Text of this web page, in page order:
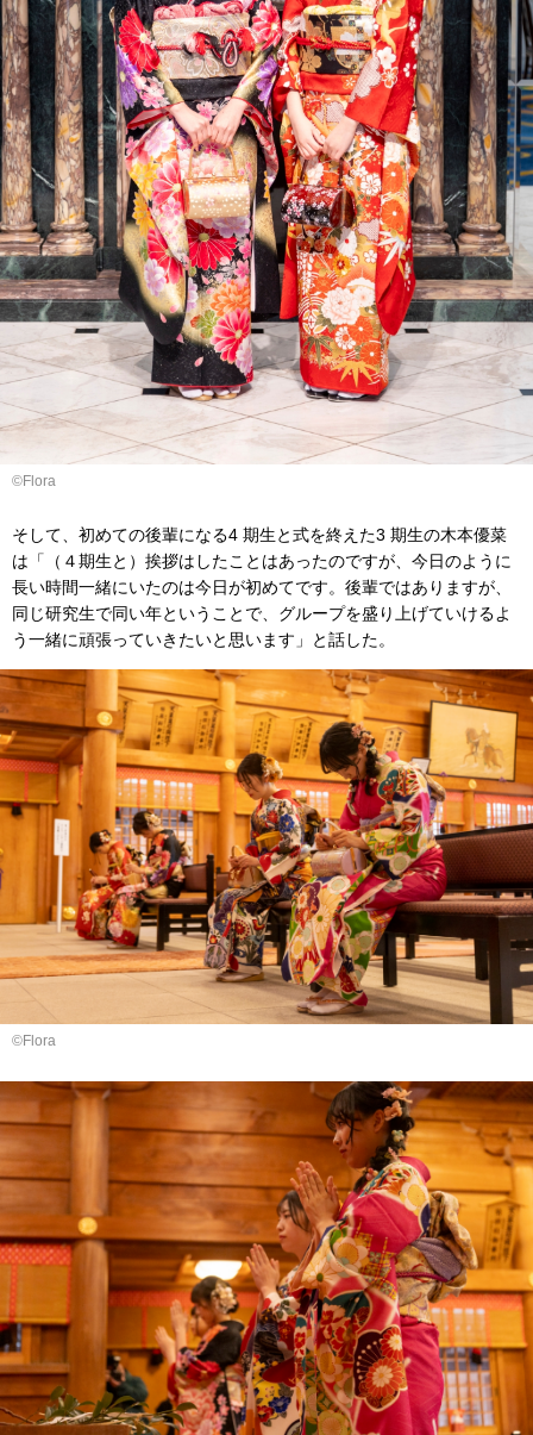
©︎Flora
そして、初めての後輩になる4 期生と式を終えた3 期生の木本優菜
は「（４期生と）挨拶はしたことはあったのですが、今日のように
長い時間一緒にいたのは今日が初めてです。後輩ではありますが、
同じ研究生で同い年ということで、グループを盛り上げていけるよ
う一緒に頑張っていきたいと思います」と話した。
©︎Flora